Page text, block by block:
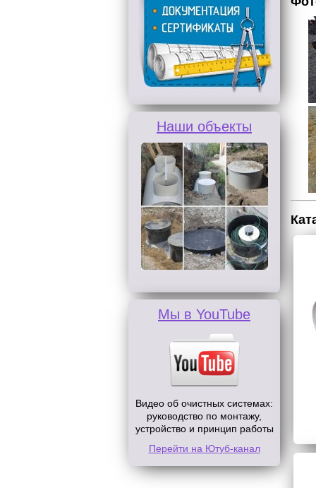
Наши объекты
Мы в YouTube
Видео об очистных системах:
руководство по монтажу,
устройство и принцип работы
Перейти на Ютуб-канал